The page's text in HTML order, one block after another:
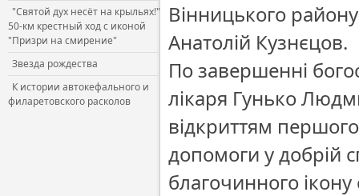
"Святой дух несёт на крыльях!"
50-км крестный ход с иконой
"Призри на смирение"
Звезда рождества
К истории автокефального и
филаретовского расколов
Вінницького
Анатолій Кузнєцов.
По завершенні
лікаря Гунько
відкриттям
допомоги у добрій
благочинного